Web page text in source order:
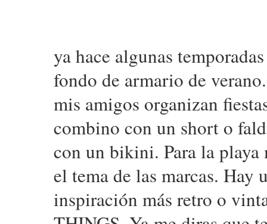
ya hace algunas
fondo de armario de
mis amigos organizan
combino con un short o
con un bikini. Para la playa
el tema de las marcas. Hay
inspiración más retro o